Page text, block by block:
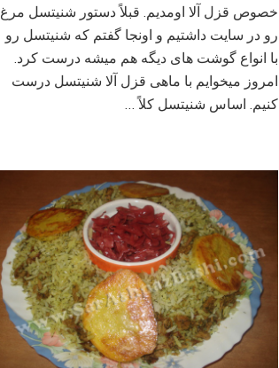
خصوص قزل آلا اومدیم. قبلاً دستور شنیتسل مرغ
رو در سایت داشتیم و اونجا گفتم که شنیتسل رو
با انواع گوشت های دیگه هم میشه درست کرد.
امروز میخوایم با ماهی قزل آلا شنیتسل درست
کنیم. اساس شنیتسل کلاً …